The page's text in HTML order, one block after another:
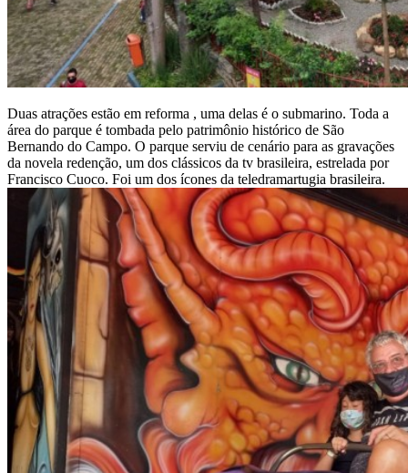
Duas atrações estão em reforma , uma delas é o submarino. Toda a
área do parque é tombada pelo patrimônio histórico de São
Bernando do Campo. O parque serviu de cenário para as gravações
da novela redenção, um dos clássicos da tv brasileira, estrelada por
Francisco Cuoco. Foi um dos ícones da teledramartugia brasileira.